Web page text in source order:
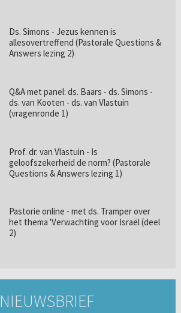
Ds. Simons - Jezus kennen is
allesovertreffend (Pastorale Questions &
Answers lezing 2)
Q&A met panel: ds. Baars - ds. Simons -
ds. van Kooten - ds. van Vlastuin
(vragenronde 1)
Prof. dr. van Vlastuin - Is
geloofszekerheid de norm? (Pastorale
Questions & Answers lezing 1)
Pastorie online - met ds. Tramper over
het thema 'Verwachting voor Israël (deel
2)
NIEUWSBRIEF